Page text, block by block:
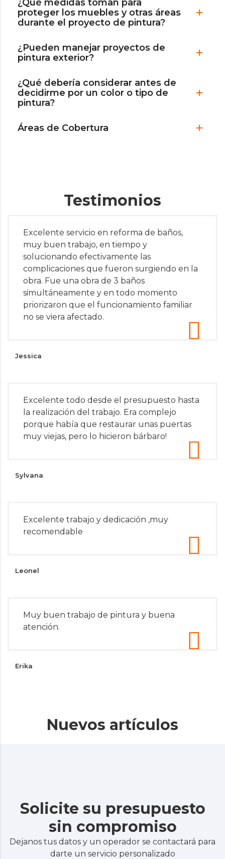
¿Qué medidas toman para
proteger los muebles y otras áreas
durante el proyecto de pintura?
¿Pueden manejar proyectos de
pintura exterior?
¿Qué debería considerar antes de
decidirme por un color o tipo de
pintura?
Áreas de Cobertura
Testimonios
Excelente servicio en reforma de baños,
muy buen trabajo, en tiempo y
solucionando efectivamente las
complicaciones que fueron surgiendo en la
obra. Fue una obra de 3 baños
simultáneamente y en todo momento
priorizaron que el funcionamiento familiar
no se viera afectado.
Jessica
Excelente todo desde el presupuesto hasta
la realización del trabajo. Era complejo
porque había que restaurar unas puertas
muy viejas, pero lo hicieron bárbaro!
Sylvana
Excelente trabajo y dedicación ,muy
recomendable
Leonel
Muy buen trabajo de pintura y buena
atención.
Erika
Nuevos artículos
Solicite su presupuesto
sin compromiso
Dejanos tus datos y un operador se contactará para
darte un servicio personalizado